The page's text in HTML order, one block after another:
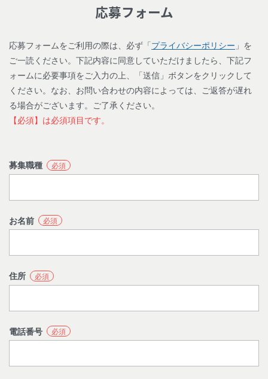
応募フォーム
応募フォームをご利用の際は、必ず「プライバシーポリシー 」を
ご一読ください。下記内容に同意していただけましたら、下記フ
ォームに必要事項をご入力の上、「送信」ボタンをクリックして
ください。なお、お問い合わせの内容によっては、ご返答が遅れ
る場合がございます。ご了承ください。
【必須】は必須項目です。
募集職種 必須
お名前 必須
住所 必須
電話番号 必須